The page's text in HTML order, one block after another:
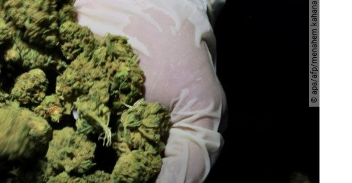
© apa/afp/menahem kahana